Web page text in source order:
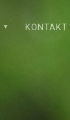
KONTAKT